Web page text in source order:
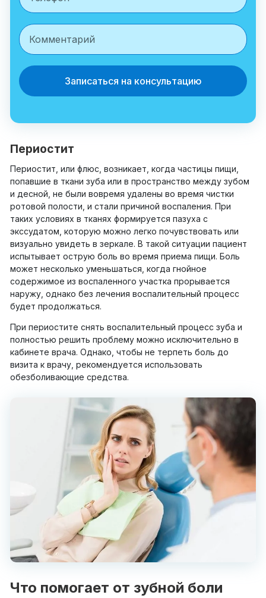
Записаться на консультацию
Периостит
Периостит, или флюс, возникает, когда частицы пищи,
попавшие в ткани зуба или в пространство между зубом
и десной, не были вовремя удалены во время чистки
ротовой полости, и стали причиной воспаления. При
таких условиях в тканях формируется пазуха с
экссудатом, которую можно легко почувствовать или
визуально увидеть в зеркале. В такой ситуации пациент
испытывает острую боль во время приема пищи. Боль
может несколько уменьшаться, когда гнойное
содержимое из воспаленного участка прорывается
наружу, однако без лечения воспалительный процесс
будет продолжаться.
При периостите снять воспалительный процесс зуба и
полностью решить проблему можно исключительно в
кабинете врача. Однако, чтобы не терпеть боль до
визита к врачу, рекомендуется использовать
обезболивающие средства.
Что помогает от зубной боли